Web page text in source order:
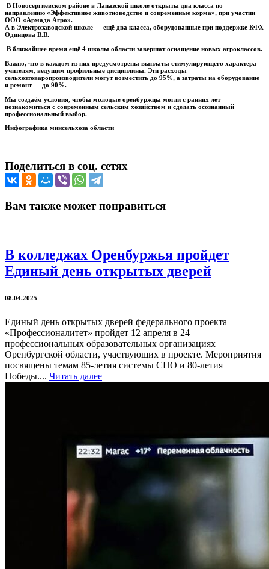
В Новосергиевском районе в Лапазской школе открыты два класса по
направлению «Эффективное животноводство и современные корма», при участии
ООО «Армада Агро».
А в Электрозаводской школе — ещё два класса, оборудованные при поддержке КФХ
Одинцова В.В.
В ближайшее время ещё 4 школы области завершат оснащение новых агроклассов.
Важно, что в каждом из них предусмотрены выплаты стимулирующего характера
учителям, ведущим профильные дисциплины. Эти расходы
сельхозтоваропроизводители могут возместить до 95%, а затраты на оборудование
и ремонт — до 90%.
Мы создаём условия, чтобы молодые оренбуржцы могли с ранних лет
познакомиться с современным сельским хозяйством и сделать осознанный
профессиональный выбор.
Инфографика минсельхоза области
Поделиться в соц. сетях
Вам также может понравиться
В колледжах Оренбуржья пройдет
Единый день открытых дверей
08.04.2025
Единый день открытых дверей федерального проекта
«Профессионалитет» пройдет 12 апреля в 24
профессиональных образовательных организациях
Оренбургской области, участвующих в проекте. Мероприятия
посвящены темам 85-летия системы СПО и 80-летия
Победы.... Читать далее